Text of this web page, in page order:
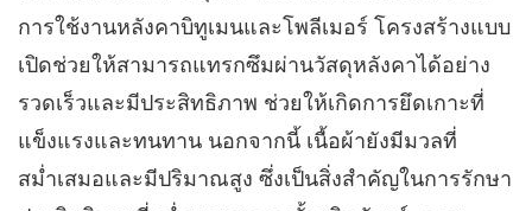
การใช้งานหลังคาบิทูเมนและโพลีเมอร์ โครงสร้างแบบ
เปิดช่วยให้สามารถแทรกซึมผ่านวัสดุหลังคาได้อย่าง
รวดเร็วและมีประสิทธิภาพ ช่วยให้เกิดการยึดเกาะที่
แข็งแรงและทนทาน นอกจากนี้ เนื้อผ้ายังมีมวลที่
สม่ำเสมอและมีปริมาณสูง ซึ่งเป็นสิ่งสำคัญในการรักษา